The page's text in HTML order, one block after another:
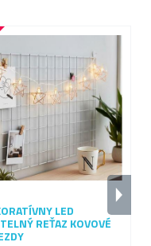
LED
REŤAZ KOVOVÉ